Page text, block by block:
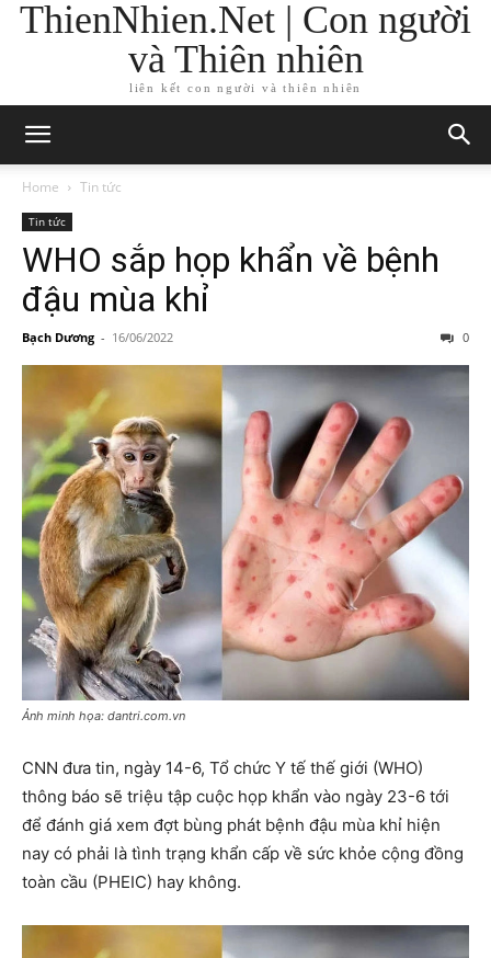
ThienNhien.Net | Con người
và Thiên nhiên
liên kết con người và thiên nhiên
Home Tin tức
Tin tức
WHO sắp họp khẩn về bệnh
đậu mùa khỉ
Bạch Dương - 16/06/2022 0
Ảnh minh họa: dantri.com.vn
CNN đưa tin, ngày 14-6, Tổ chức Y tế thế giới (WHO)
thông báo sẽ triệu tập cuộc họp khẩn vào ngày 23-6 tới
để đánh giá xem đợt bùng phát bệnh đậu mùa khỉ hiện
nay có phải là tình trạng khẩn cấp về sức khỏe cộng đồng
toàn cầu (PHEIC) hay không.